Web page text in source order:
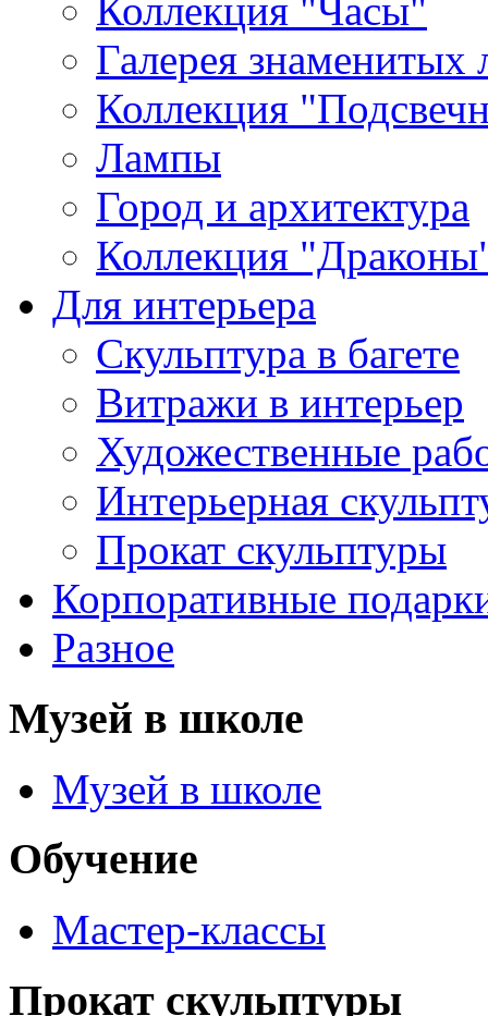
Коллекция "Часы"
Галерея знаменитых
Коллекция
Лампы
Город и архитектура
Коллекция
Для интерьера
Скульптура в багете
Витражи в интерьер
Художественные
Интерьерная
Прокат скульптуры
Корпоративные
Разное
Музей в школе
Музей в школе
Обучение
Мастер-классы
Прокат скульптуры